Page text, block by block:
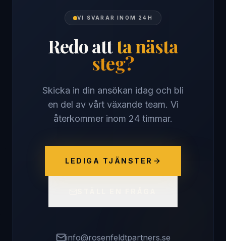
VI SVARAR INOM 24H
Redo attta nästa
steg?
Skicka in din ansökan idag och bli
en del av vårt växande team. Vi
återkommer inom 24 timmar.
LEDIGA TJÄNSTER
info@rosenfeldtpartners.se